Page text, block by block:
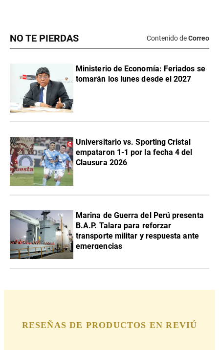
NO TE PIERDAS Contenido deCorreo
Ministerio de Economía: Feriados se
tomarán los lunes desde el 2027
Universitario vs. Sporting Cristal
empataron 1-1 por la fecha 4 del
Clausura 2026
Marina de Guerra del Perú presenta
B.A.P. Talara para reforzar
transporte militar y respuesta ante
emergencias